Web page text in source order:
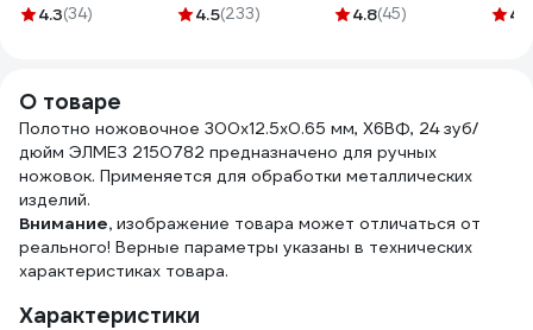
4.3(34)
крюком, 5x25мм
4.5(233)
угловых заж-
4.8(45) 4.8
О товаре
Полотно ножовочное 300x12.5x0.65 мм, Х6ВФ, 24 зуб/
дюйм ЭЛМЕЗ 2150782 предназначено для ручных
ножовок. Применяется для обработки металлических
изделий.
Внимание, изображение товара может отличаться от
реального! Верные параметры указаны в технических
характеристиках товара.
Характеристики